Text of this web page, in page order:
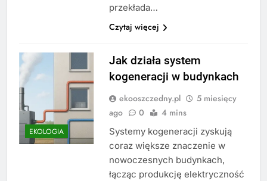
przekłada…
Czytaj więcej
EKOLOGIA
Jak działa system
kogeneracji w budynkach
ekooszczedny.pl
5 miesięcy
ago
0 4 mins
Systemy kogeneracji zyskują
coraz większe znaczenie w
nowoczesnych budynkach,
łącząc produkcję elektryczność